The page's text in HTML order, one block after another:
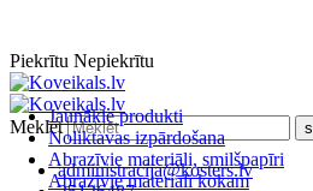
Piekrītu Nepiekrītu
Jaunākie produkti
Noliktavas izpārdošana
Abrazīvie materiāli, smilšpapīri
Abrazīvie materiāli kokam
Meklēt
administracija@kosters.lv